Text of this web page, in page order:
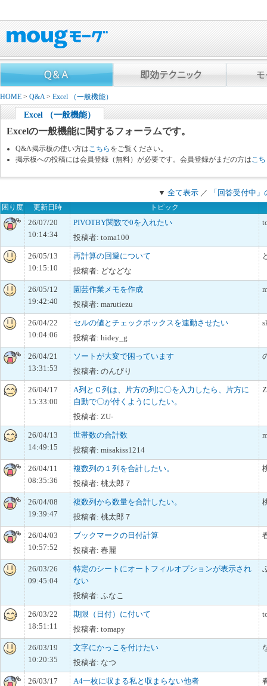
HOME > Q&A> Excel （一般機能）
Excel （一般機能）
Excelの一般機能に関するフォーラムです。
Q&A掲示板の使い方は こちら をご覧ください。
掲示板への投稿には会員登録（無料）が必要です。会員登録がまだの方は こ
▼ 全て表示 ／ 「回答受付中
困り度 更新日時 トピック
26/07/20
10:14:34
PIVOTBY関数で0を入れたい
投稿者: toma100
26/05/13
10:15:10
再計算の回避について
投稿者: どなどな
26/05/12
19:42:40
園芸作業メモを作成
投稿者: marutiezu
26/04/22
10:04:06
セルの値とチェックボックスを連動させたい
投稿者: hidey_g
26/04/21
13:31:53
ソートが大変で困っています
投稿者: のんびり
26/04/17
15:33:00
A列とＣ列は、片方の列に〇を入力したら、片方に
自動で〇が付くようにしたい。
投稿者: ZU-
26/04/13
14:49:15
世帯数の合計数
投稿者: misakiss1214
26/04/11
08:35:36
複数列の１列を合計したい。
投稿者: 桃太郎７
26/04/08
19:39:47
複数列から数量を合計したい。
投稿者: 桃太郎７
26/04/03
10:57:52
ブックマークの日付計算
投稿者: 春麗
26/03/26
09:45:04
特定のシートにオートフィルオプションが表示され
ない
投稿者: ふなこ
26/03/22
18:51:11
期限（日付）に付いて
投稿者: tomapy
26/03/19
10:20:35
文字にかっこを付けたい
投稿者: なつ
26/03/17
A4一枚に収まる私と収まらない他者